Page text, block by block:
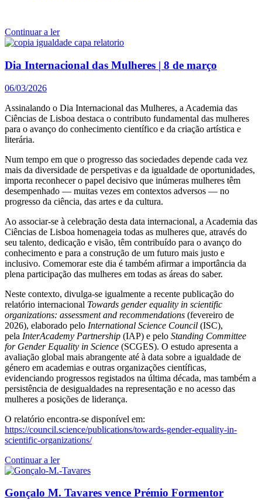
Continuar a ler
Dia Internacional das Mulheres | 8 de março
06/03/2026
Assinalando o Dia Internacional das Mulheres, a Academia das
Ciências de Lisboa destaca o contributo fundamental das mulheres
para o avanço do conhecimento científico e da criação artística e
literária.
Num tempo em que o progresso das sociedades depende cada vez
mais da diversidade de perspetivas e da igualdade de oportunidades,
importa reconhecer o papel decisivo que inúmeras mulheres têm
desempenhado — muitas vezes em contextos adversos — no
progresso da ciência, das artes e da cultura.
Ao associar-se à celebração desta data internacional, a Academia das
Ciências de Lisboa homenageia todas as mulheres que, através do
seu talento, dedicação e visão, têm contribuído para o avanço do
conhecimento e para a construção de um futuro mais justo e
inclusivo. Comemorar este dia é também afirmar a importância da
plena participação das mulheres em todas as áreas do saber.
Neste contexto, divulga-se igualmente a recente publicação do
relatório internacional Towards gender equality in scientific
organizations: assessment and recommendations (fevereiro de
2026), elaborado pelo International Science Council (ISC),
pela InterAcademy Partnership (IAP) e pelo Standing Committee
for Gender Equality in Science (SCGES). O estudo apresenta a
avaliação global mais abrangente até à data sobre a igualdade de
género em academias e outras organizações científicas,
evidenciando progressos registados na última década, mas também a
persistência de desigualdades na representação e no acesso das
mulheres a posições de liderança.
O relatório encontra-se disponível em:
https://council.science/publications/towards-gender-equality-in-
scientific-organizations/
Continuar a ler
Gonçalo M. Tavares vence Prémio Formentor